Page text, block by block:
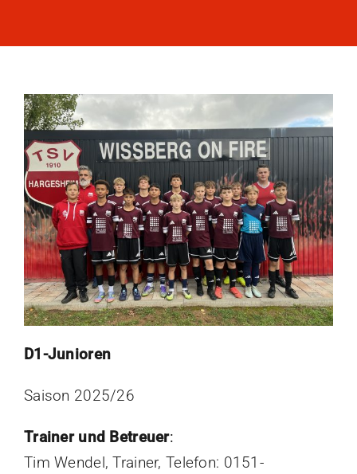
D1-Junioren
Saison 2025/26
Trainer und Betreuer:
Tim Wendel, Trainer, Telefon: 0151-